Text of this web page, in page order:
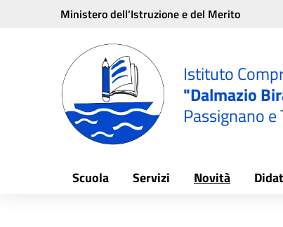
Vai ai contenuti
Vai al menu di navigazione
Ministero dell'Istruzione e del Merito
Istituto
"Dalmazio
Passignano
Scuola Servizi Novità